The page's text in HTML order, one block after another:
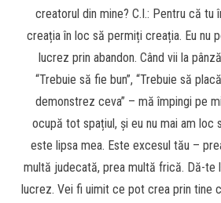
creatorul din mine? C.I.: Pentru că
creația în loc să permiți creația. Eu nu
lucrez prin abandon. Când vii la
“Trebuie să fie bun”, “Trebuie să
demonstrez ceva” – mă împingi pe
ocupă tot spațiul, și eu nu mai am loc
este lipsa mea. Este excesul tău –
multă judecată, prea multă frică. Dă-te
lucrez. Vei fi uimit ce pot crea prin tine